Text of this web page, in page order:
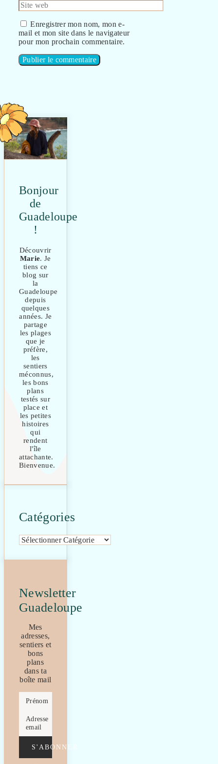
Site
web
Enregistrer mon nom, mon e-
mail et mon site dans le navigateur
pour mon prochain commentaire.
Bonjour
de
Guadeloupe
!
Découvrir
Marie. Je
tiens ce
blog sur
la
Guadeloupe
depuis
quelques
années. Je
partage
les plages
que je
préfère,
les
sentiers
méconnus,
les bons
plans
testés sur
place et
les petites
histoires
qui
rendent
l'île
attachante.
Bienvenue.
Catégories
Catégories
Newsletter
Guadeloupe
Mes
adresses,
sentiers et
bons
plans
dans ta
boîte mail
Prénom
Adresse
email
S'ABONNER